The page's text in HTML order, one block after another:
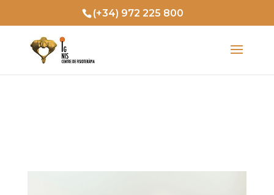
(+34) 972 225 800